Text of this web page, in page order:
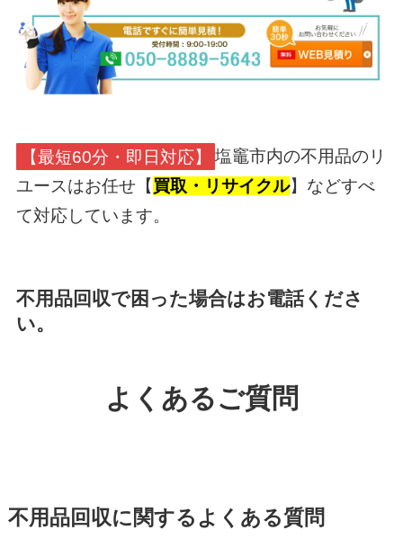
【最短60分・即日対応】
塩竈市内の不用品のリ
ユースはお任せ【 買取・リサイクル】などすべ
て対応しています。
不用品回収で困った場合はお電話くださ
い。
よくあるご質問
不用品回収に関するよくある質問